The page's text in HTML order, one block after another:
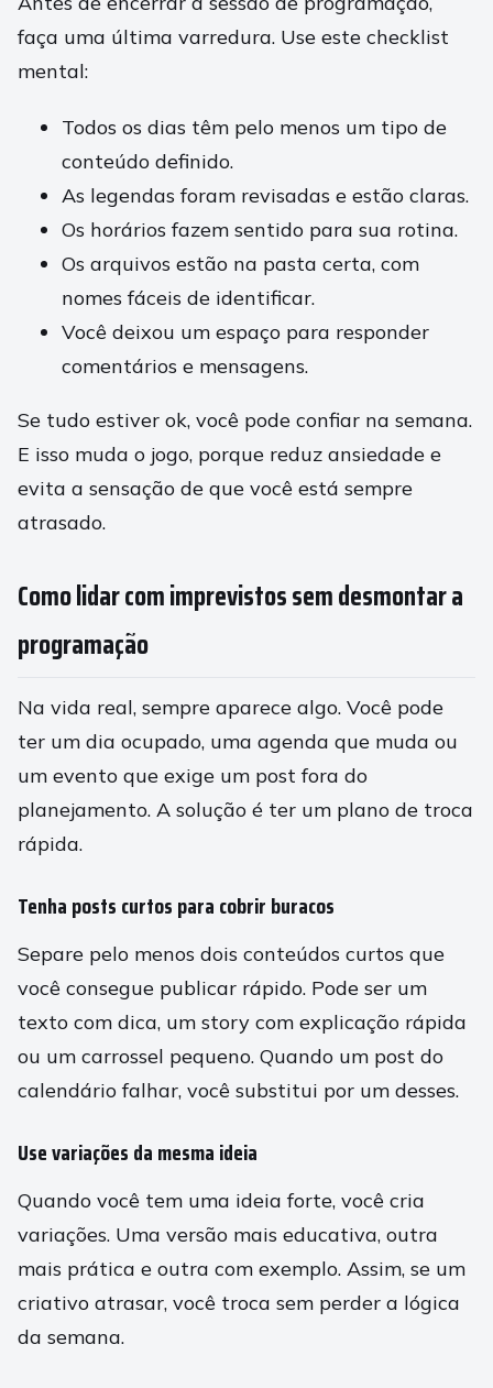
faça uma última varredura. Use este checklist
mental:
Todos os dias têm pelo menos um tipo de
conteúdo definido.
As legendas foram revisadas e estão claras.
Os horários fazem sentido para sua rotina.
Os arquivos estão na pasta certa, com
nomes fáceis de identificar.
Você deixou um espaço para responder
comentários e mensagens.
Se tudo estiver ok, você pode confiar na semana.
E isso muda o jogo, porque reduz ansiedade e
evita a sensação de que você está sempre
atrasado.
Como lidar com imprevistos sem desmontar a
programação
Na vida real, sempre aparece algo. Você pode
ter um dia ocupado, uma agenda que muda ou
um evento que exige um post fora do
planejamento. A solução é ter um plano de troca
rápida.
Tenha posts curtos para cobrir buracos
Separe pelo menos dois conteúdos curtos que
você consegue publicar rápido. Pode ser um
texto com dica, um story com explicação rápida
ou um carrossel pequeno. Quando um post do
calendário falhar, você substitui por um desses.
Use variações da mesma ideia
Quando você tem uma ideia forte, você cria
variações. Uma versão mais educativa, outra
mais prática e outra com exemplo. Assim, se um
criativo atrasar, você troca sem perder a lógica
da semana.